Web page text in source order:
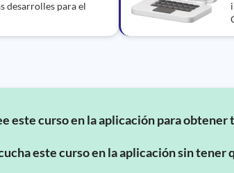
desarrolles para el
este curso en la aplicación para
este curso en la aplicación sin